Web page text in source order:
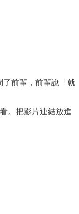
了前輩，前輩說「就
。把影片連結放進